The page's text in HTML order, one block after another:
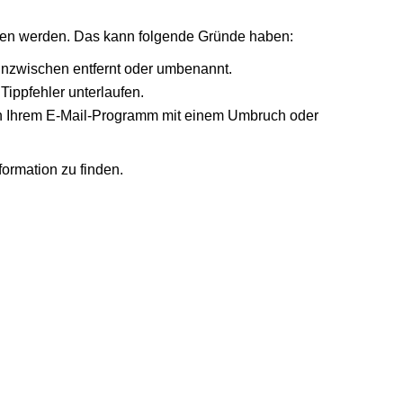
werden. Das kann folgende Gründe haben:
entfernt oder umbenannt.
unterlaufen.
E-Mail-Programm mit einem Umbruch oder
zu finden.